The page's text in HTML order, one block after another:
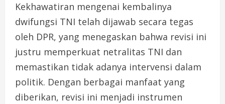
Kekhawatiran mengenai kembalinya
dwifungsi TNI telah dijawab secara tegas
oleh DPR, yang menegaskan bahwa revisi ini
justru memperkuat netralitas TNI dan
memastikan tidak adanya intervensi dalam
politik. Dengan berbagai manfaat yang
diberikan, revisi ini menjadi instrumen